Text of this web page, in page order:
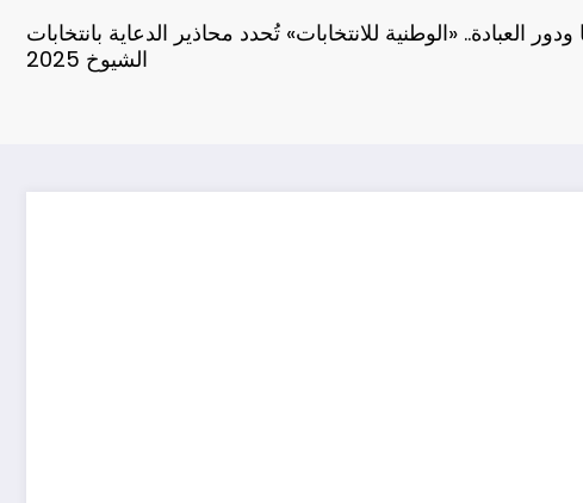
ودور العبادة.. «الوطنية للانتخابات» تُحدد محاذير الدعاية بانتخابات
الشيوخ 2025